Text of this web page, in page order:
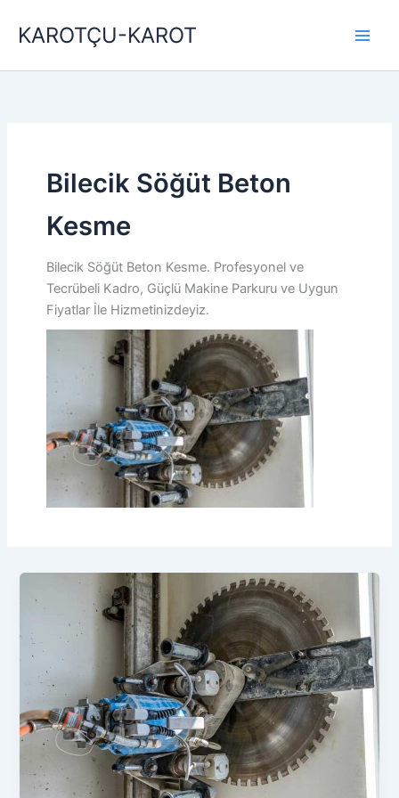
atlaKAROTÇU-KAROT
Bilecik Söğüt Beton
Kesme
Bilecik Söğüt Beton Kesme. Profesyonel ve
Tecrübeli Kadro, Güçlü Makine Parkuru ve Uygun
Fiyatlar İle Hizmetinizdeyiz.